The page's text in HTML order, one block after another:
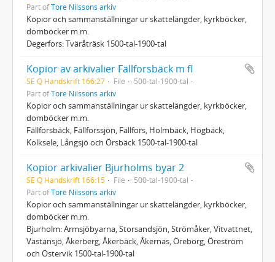
Part ofTore Nilssons arkiv
Kopior och sammanställningar ur skattelängder, kyrkböcker,
domböcker m.m.
Degerfors: Tväråträsk 1500-tal-1900-tal
Kopior av arkivalier Fällforsbäck m fl
SE Q Handskrift 166:27 File
500-tal-1900-tal
Part ofTore Nilssons arkiv
Kopior och sammanställningar ur skattelängder, kyrkböcker,
domböcker m.m.
Fällforsbäck, Fällforssjön, Fällfors, Holmbäck, Högbäck,
Kolksele, Långsjö och Örsbäck 1500-tal-1900-tal
Kopior arkivalier Bjurholms byar 2
SE Q Handskrift 166:15 File
500-tal-1900-tal
Part ofTore Nilssons arkiv
Kopior och sammanställningar ur skattelängder, kyrkböcker,
domböcker m.m.
Bjurholm: Armsjöbyarna, Storsandsjön, Strömåker, Vitvattnet,
Västansjö, Åkerberg, Åkerbäck, Åkernäs, Öreborg, Öreström
och Östervik 1500-tal-1900-tal